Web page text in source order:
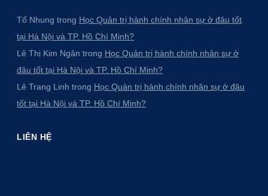
Tố Nhung trong Học Quản trị hành chính nhân sự ở đâu tốt
tại Hà Nội và TP. Hồ Chí Minh?
Lê Thị Kim Ngân trong Học Quản trị hành chính nhân sự ở
đâu tốt tại Hà Nội và TP. Hồ Chí Minh?
Lê Trang Linh trong Học Quản trị hành chính nhân sự ở đâu
tốt tại Hà Nội và TP. Hồ Chí Minh?
LIÊN HỆ